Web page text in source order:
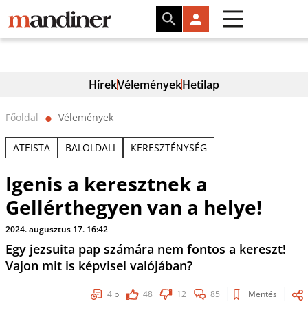
HírekVéleményekHetilap
Főoldal ⬤ Vélemények
ATEISTA BALOLDALI KERESZTÉNYSÉG
Igenis a keresztnek a
Gellérthegyen van a helye!
2024. augusztus 17. 16:42
Egy jezsuita pap számára nem fontos a kereszt!
Vajon mit is képvisel valójában?
4 p 48 12 85 Mentés